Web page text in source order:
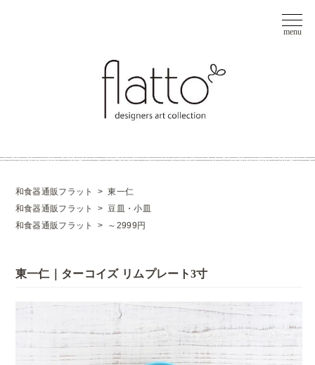
和食器通販フラット >東一仁
和食器通販フラット
>豆皿・小皿
和食器通販フラット
> ～2999円
東一仁｜ターコイズ リムプレート3寸